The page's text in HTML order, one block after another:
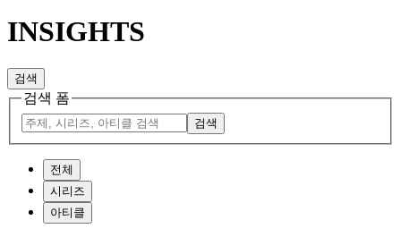
INSIGHTS
검색
검색 폼
검색
전체
시리즈
아티클